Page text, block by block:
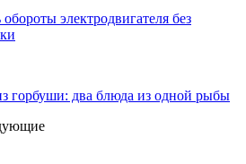
электродвигателя без
горбуши: два блюда из одной рыбы